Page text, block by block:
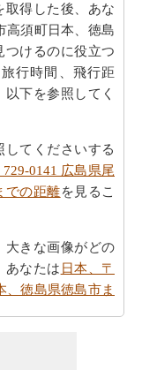
取得した後、あな
高須町日本、徳島
つけるのに役立つ
行時間、飛行距
下を参照してく
てくださいする
729-0141 広島県尾
での距離を見るこ
大きな画像がどの
あなたは 日本、〒
、徳島県徳島市ま